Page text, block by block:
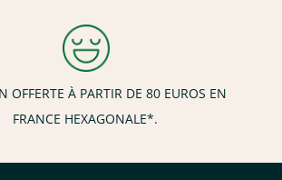
OFFERTE À PARTIR DE 80 EUROS EN
FRANCE HEXAGONALE*.